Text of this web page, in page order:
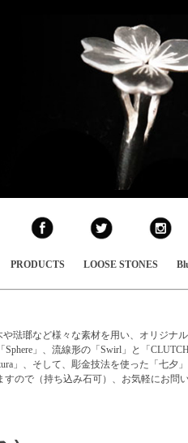
PRODUCTS LOOSE STONES
琺瑯など様々な素材を用い、オリジナ
」、流線形の「Swirl」と「
」、そして、彫金技法を使った「七夕
ので（持ち込み石可）、お気軽にお問